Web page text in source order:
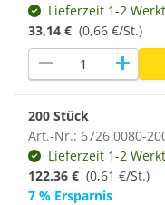
Lieferzeit 1-2
33,14 € (0,66 €/St.)
remove add
200 Stück
Art.-Nr.: 6726 0080-
Lieferzeit 1-2
122,36 € (0,61 €/St.)
7 % Ersparnis